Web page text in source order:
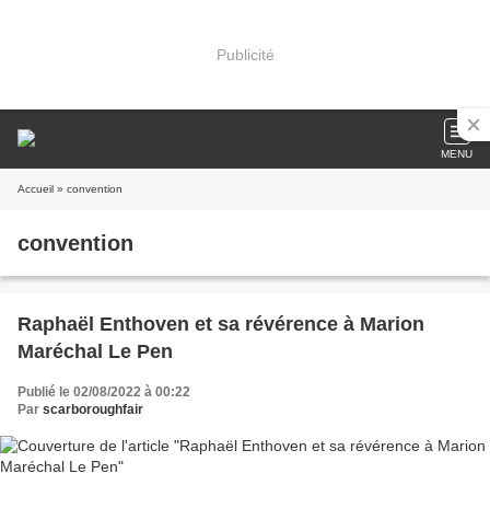
Publicité
MENU
Accueil » convention
convention
Raphaël Enthoven et sa révérence à Marion
Maréchal Le Pen
Publié le 02/08/2022 à 00:22
Par scarboroughfair